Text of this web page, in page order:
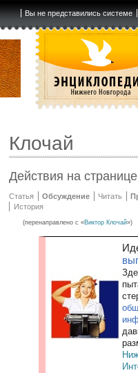
Вы не представились системе
Клочай
Действия на странице
Статья Обсуждение Читать
История
(перенаправлено с «Виктор Клочай»)